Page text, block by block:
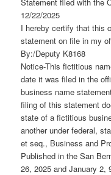
12/22/2025
I hereby certify that this
statement on file in my
By:/Deputy K8168
Notice-This fictitious
date it was filed in the
business name
filing of this statement
state of a fictitious
another under federal,
et seq., Business and
Published in the San
26, 2025 and January 2,